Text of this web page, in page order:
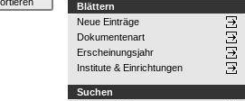
Blättern
Neue Einträge
Dokumentenart
Erscheinungsjahr
Institute & Einrichtungen
Suchen